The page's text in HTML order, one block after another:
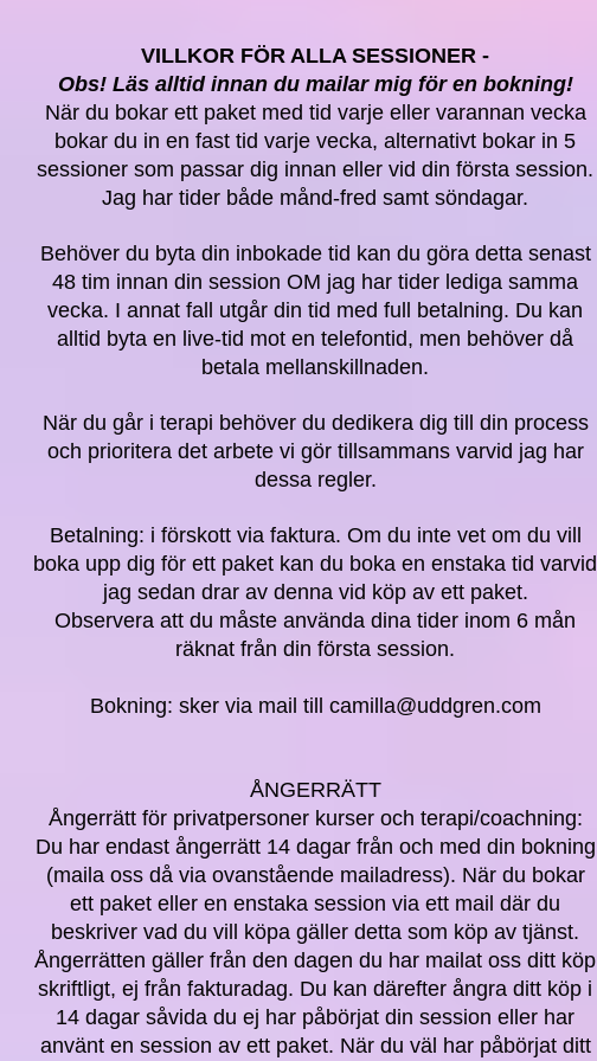
VILLKOR FÖR ALLA SESSIONER -
Obs! Läs alltid innan du mailar mig för en bokning!
När du bokar ett paket med tid varje eller varannan vecka
bokar du in en fast tid varje vecka, alternativt bokar in 5
sessioner som passar dig innan eller vid din första session.
Jag har tider både månd-fred samt söndagar.
Behöver du byta din inbokade tid kan du göra detta senast
48 tim innan din session OM jag har tider lediga samma
vecka. I annat fall utgår din tid med full betalning. Du kan
alltid byta en live-tid mot en telefontid, men behöver då
betala mellanskillnaden.
När du går i terapi behöver du dedikera dig till din process
och prioritera det arbete vi gör tillsammans varvid jag har
dessa regler.
Betalning: i förskott via faktura. Om du inte vet om du vill
boka upp dig för ett paket kan du boka en enstaka tid varvid
jag sedan drar av denna vid köp av ett paket.
Observera att du måste använda dina tider inom 6 mån
räknat från din första session.
Bokning: sker via mail till camilla@uddgren.com
ÅNGERRÄTT
Ångerrätt för privatpersoner kurser och terapi/coachning:
Du har endast ångerrätt 14 dagar från och med din bokning
(maila oss då via ovanstående mailadress). När du bokar
ett paket eller en enstaka session via ett mail där du
beskriver vad du vill köpa gäller detta som köp av tjänst.
Ångerrätten gäller från den dagen du har mailat oss ditt köp
skriftligt, ej från fakturadag. Du kan därefter ångra ditt köp i
14 dagar såvida du ej har påbörjat din session eller har
använt en session av ett paket. När du väl har påbörjat ditt